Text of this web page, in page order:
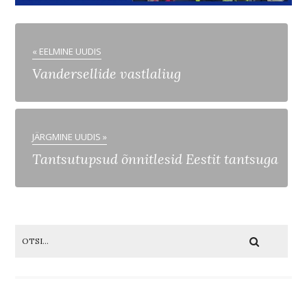
« EELMINE UUDIS
Vandersellide vastlaliug
JÄRGMINE UUDIS »
Tantsutupsud õnnitlesid Eestit tantsuga